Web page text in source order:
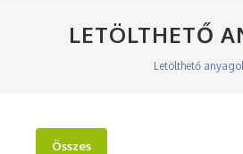
LETÖLTHETŐ
Letölthető
Összes